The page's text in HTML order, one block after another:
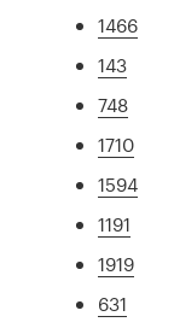
1466
143
748
1710
1594
1191
1919
631